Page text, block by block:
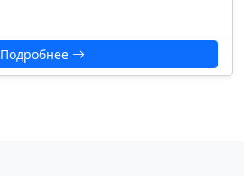
Подробнее